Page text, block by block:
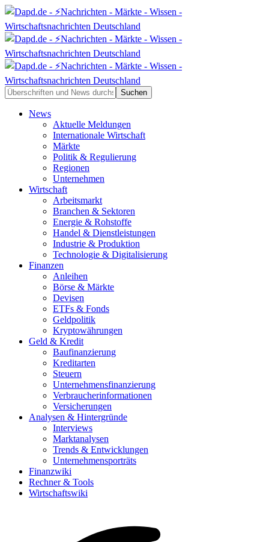
News
Aktuelle Meldungen
Internationale Wirtschaft
Märkte
Politik & Regulierung
Regionen
Unternehmen
Wirtschaft
Arbeitsmarkt
Branchen & Sektoren
Energie & Rohstoffe
Handel & Dienstleistungen
Industrie & Produktion
Technologie & Digitalisierung
Finanzen
Anleihen
Börse & Märkte
Devisen
ETFs & Fonds
Geldpolitik
Kryptowährungen
Geld & Kredit
Baufinanzierung
Kreditarten
Steuern
Unternehmensfinanzierung
Verbraucherinformationen
Versicherungen
Analysen & Hintergründe
Interviews
Marktanalysen
Trends & Entwicklungen
Unternehmensporträts
Finanzwiki
Rechner & Tools
Wirtschaftswiki